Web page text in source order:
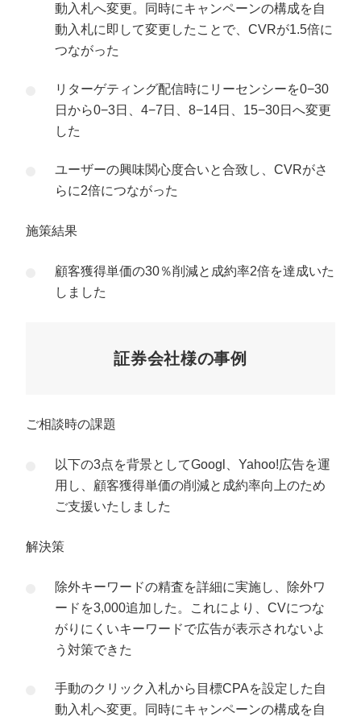
動入札へ変更。同時にキャンペーンの構成を自
動入札に即して変更したことで、CVRが1.5倍に
つながった
リターゲティング配信時にリーセンシーを0−30
日から0−3日、4−7日、8−14日、15−30日へ変更
した
ユーザーの興味関心度合いと合致し、CVRがさ
らに2倍につながった
施策結果
顧客獲得単価の30％削減と成約率2倍を達成いた
しました
証券会社様の事例
ご相談時の課題
以下の3点を背景としてGoogl、Yahoo!広告を運
用し、顧客獲得単価の削減と成約率向上のため
ご支援いたしました
解決策
除外キーワードの精査を詳細に実施し、除外ワ
ードを3,000追加した。これにより、CVにつな
がりにくいキーワードで広告が表示されないよ
う対策できた
手動のクリック入札から目標CPAを設定した自
動入札へ変更。同時にキャンペーンの構成を自